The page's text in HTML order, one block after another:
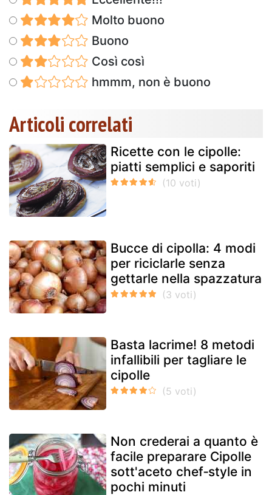
Molto buono
Buono
Così così
hmmm, non è buono
Articoli correlati
Ricette con le cipolle:
piatti semplici e saporiti
Bucce di cipolla: 4 modi
per riciclarle senza
gettarle nella spazzatura
Basta lacrime! 8 metodi
infallibili per tagliare le
cipolle
Non crederai a quanto è
facile preparare Cipolle
sott'aceto chef‑style in
pochi minuti